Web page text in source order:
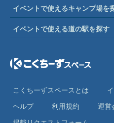
イベントで使えるキャンプ場を
イベントで使える道の駅を探す
こくちーずスペースとは
ヘルプ
利⽤規約 運営